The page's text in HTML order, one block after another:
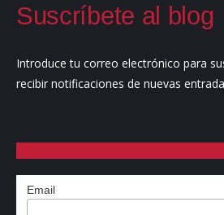
Suscríbete al blog
Introduce tu correo electrónico para
recibir notificaciones de nuevas
Email